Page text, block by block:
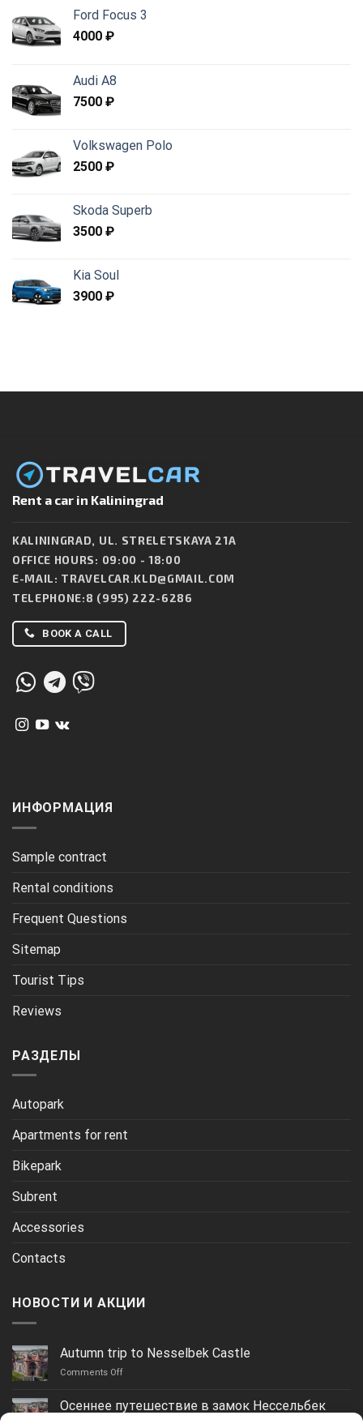
Ford Focus 3
4000 ₽
Audi A8
7500 ₽
Volkswagen Polo
2500 ₽
Skoda Superb
3500 ₽
Kia Soul
3900 ₽
Rent a car in Kaliningrad
KALININGRAD, UL. STRELETSKAYA 21A
OFFICE HOURS: 09:00 - 18:00
E-MAIL: TRAVELCAR.KLD@GMAIL.COM
TELEPHONE:8 (995) 222-6286
BOOK A CALL
ИНФОРМАЦИЯ
Sample contract
Rental conditions
Frequent Questions
Sitemap
Tourist Tips
Reviews
РАЗДЕЛЫ
Autopark
Apartments for rent
Bikepark
Subrent
Accessories
Contacts
НОВОСТИ И АКЦИИ
Autumn trip to Nesselbek Castle
Comments Offon
to
Осеннее путешествие в замок Нессельбек